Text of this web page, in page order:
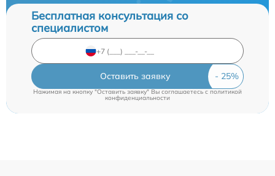
Бесплатная консультация со
специалистом
Оставить заявку
Нажимая на кнопку "Оставить заявку" Вы соглашаетесь c политикой
конфиденциальности